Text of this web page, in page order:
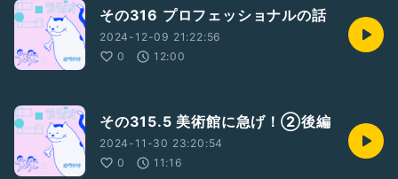
その316 プロフェッショナルの話
2024-12-09 21:22:56
0
12:00
その315.5 美術館に急げ！②後編
2024-11-30 23:20:54
0
11:16